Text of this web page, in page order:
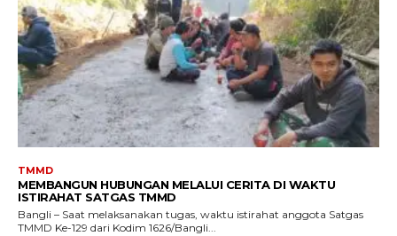
TMMD
MEMBANGUN HUBUNGAN MELALUI CERITA DI WAKTU
ISTIRAHAT SATGAS TMMD
Bangli – Saat melaksanakan tugas, waktu istirahat anggota Satgas
TMMD Ke-129 dari Kodim 1626/Bangli...